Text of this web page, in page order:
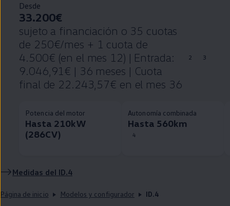
Desde
33.200€
sujeto a financiación o 35 cuotas
de 250€/mes + 1 cuota de
4.500€ (en el mes 12) | Entrada:
9.046,91€ | 36 meses | Cuota
final de 22.243,57€ en el mes 36
2 3
Potencia del motor
Hasta 210kW
(286CV)
Autonomía combinada
Hasta 560km
4
Medidas del ID.4
Página de inicio Modelos y configurador ID.4